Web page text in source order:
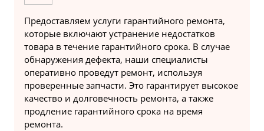
Предоставляем услуги гарантийного ремонта,
которые включают устранение недостатков
товара в течение гарантийного срока. В случае
обнаружения дефекта, наши специалисты
оперативно проведут ремонт, используя
проверенные запчасти. Это гарантирует высокое
качество и долговечность ремонта, а также
продление гарантийного срока на время
ремонта.